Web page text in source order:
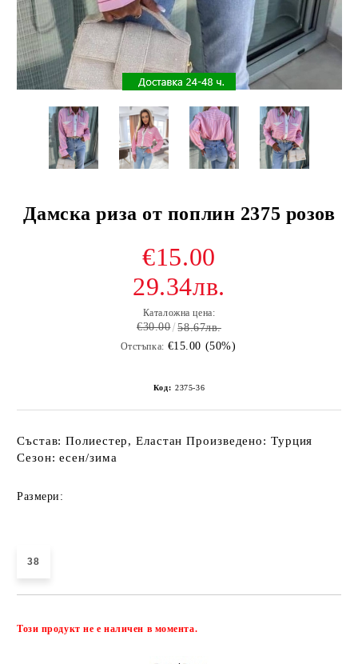
Дамска риза от поплин 2375 розов
€15.00
29.34лв.
Каталожна цена:
€30.00 58.67лв.
Отстъпка: €15.00 (50%)
Код: 2375-36
Състав: Полиестер, Еластан Произведено: Турция
Сезон: есен/зима
Размери:
38
Този продукт не е наличен в момента.